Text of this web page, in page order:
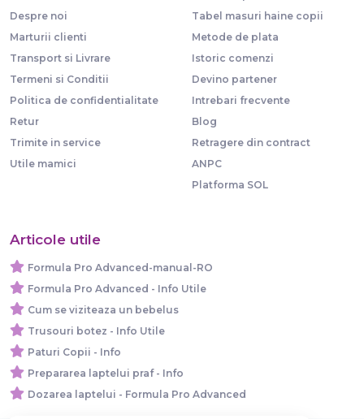
Despre noi
Marturii clienti
Transport si Livrare
Termeni si Conditii
Politica de confidentialitate
Retur
Trimite in service
Utile mamici
Tabel masuri haine copii
Metode de plata
Istoric comenzi
Devino partener
Intrebari frecvente
Blog
Retragere din contract
ANPC
Platforma SOL
Articole utile
Formula Pro Advanced-manual-RO
Formula Pro Advanced - Info Utile
Cum se viziteaza un bebelus
Trusouri botez - Info Utile
Paturi Copii - Info
Prepararea laptelui praf - Info
Dozarea laptelui - Formula Pro Advanced